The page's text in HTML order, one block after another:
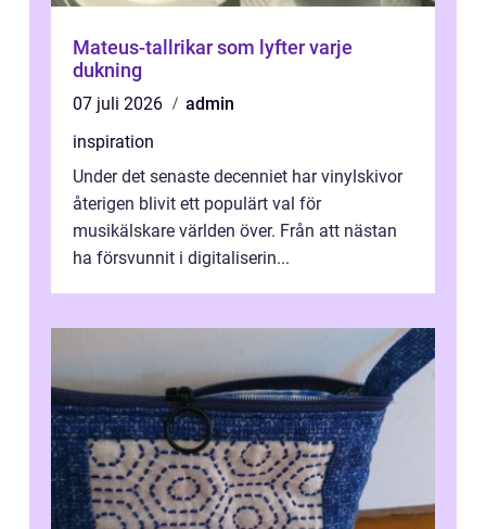
Mateus-tallrikar som lyfter varje
dukning
07 juli 2026
admin
inspiration
Under det senaste decenniet har vinylskivor
återigen blivit ett populärt val för
musikälskare världen över. Från att nästan
ha försvunnit i digitaliserin...